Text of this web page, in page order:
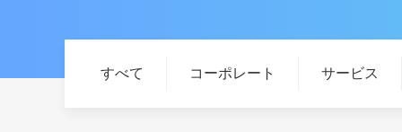
すべて コーポレート サービス